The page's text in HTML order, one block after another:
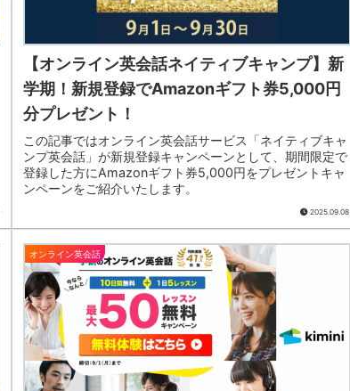
【オンライン英会話ネイティブキャンプ】新
学期！新規登録でAmazonギフト券5,000円
分プレゼント！
この記事ではオンライン英会話サービス「ネイティブキャ
ンプ英会話」が新規登録キャンペーンとして、期間限定で
登録した方にAmazonギフト券5,000円をプレゼントキャ
ンペーンをご紹介いたします。
2025.09.08
オンライン英会話